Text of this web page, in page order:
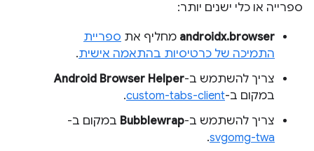
ספרייה או כלי ישנים יותר:
androidx.browser מחליף את ספריית
התמיכה של כרטיסיות בהתאמה אישית.
צריך להשתמש ב-Android Browser Helper
במקום ב-custom-tabs-client
.
צריך להשתמש ב-Bubblewrap במקום ב-
svgomg-twa
.